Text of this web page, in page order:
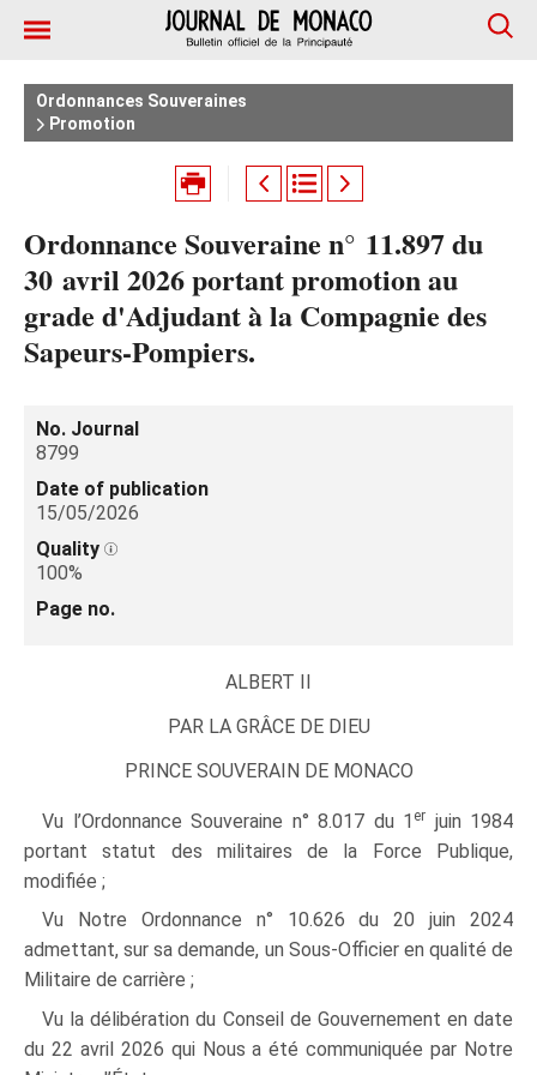
Ordonnances Souveraines
Promotion
Ordonnance Souveraine n° 11.897 du
30 avril 2026 portant promotion au
grade d'Adjudant à la Compagnie des
Sapeurs-Pompiers.
No. Journal
8799
Date of publication
15/05/2026
Quality
100%
Page no.
ALBERT II
PAR LA GRÂCE DE DIEU
PRINCE SOUVERAIN DE MONACO
Vu l’Ordonnance Souveraine n° 8.017 du 1 er juin 1984
portant statut des militaires de la Force Publique,
modifiée ;
Vu Notre Ordonnance n° 10.626 du 20 juin 2024
admettant, sur sa demande, un Sous-Officier en qualité de
Militaire de carrière ;
Vu la délibération du Conseil de Gouvernement en date
du 22 avril 2026 qui Nous a été communiquée par Notre